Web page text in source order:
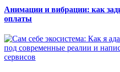
Анимации и вибрации: как
оплаты